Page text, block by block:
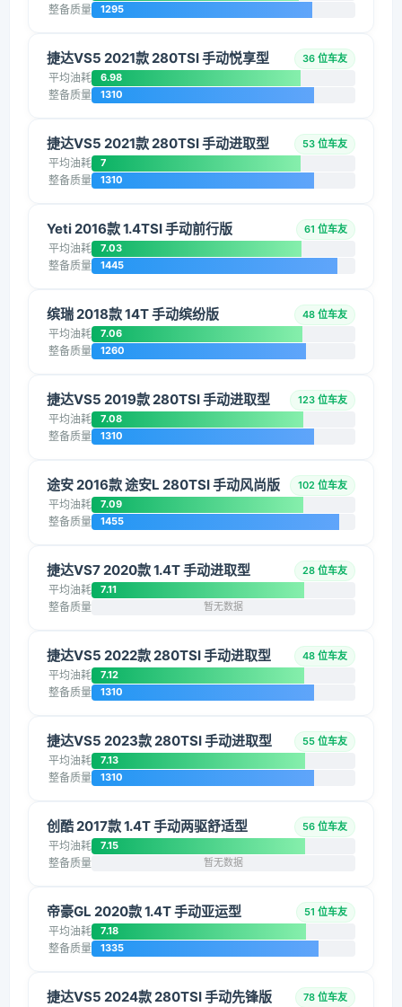
整备质量 1295
捷达VS5 2021款 280TSI 手动悦享型 36 位车友
平均油耗 6.98
整备质量 1310
捷达VS5 2021款 280TSI 手动进取型 53 位车友
平均油耗 7
整备质量 1310
Yeti 2016款 1.4TSI 手动前行版 61 位车友
平均油耗 7.03
整备质量 1445
缤瑞 2018款 14T 手动缤纷版 48 位车友
平均油耗 7.06
整备质量 1260
捷达VS5 2019款 280TSI 手动进取型 123 位车友
平均油耗 7.08
整备质量 1310
途安 2016款 途安L 280TSI 手动风尚版 102 位车友
平均油耗 7.09
整备质量 1455
捷达VS7 2020款 1.4T 手动进取型 28 位车友
平均油耗 7.11
整备质量 暂无数据
捷达VS5 2022款 280TSI 手动进取型 48 位车友
平均油耗 7.12
整备质量 1310
捷达VS5 2023款 280TSI 手动进取型 55 位车友
平均油耗 7.13
整备质量 1310
创酷 2017款 1.4T 手动两驱舒适型 56 位车友
平均油耗 7.15
整备质量 暂无数据
帝豪GL 2020款 1.4T 手动亚运型 51 位车友
平均油耗 7.18
整备质量 1335
捷达VS5 2024款 280TSI 手动先锋版 78 位车友